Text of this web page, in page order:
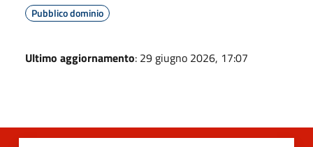
Pubblico dominio
Ultimo aggiornamento: 29 giugno 2026, 17:07